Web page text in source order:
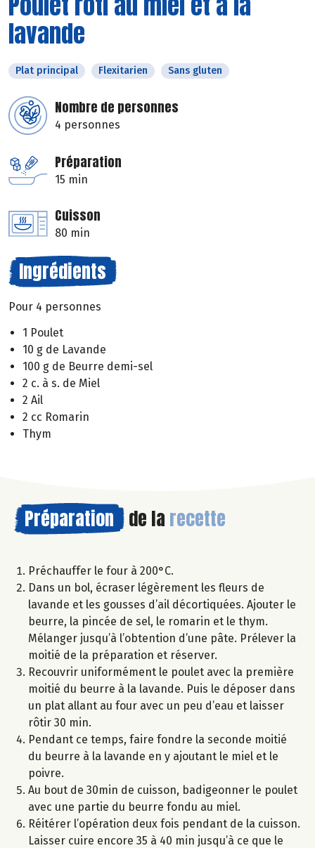
lavande
Plat principal Flexitarien Sans gluten
Nombre de personnes
4 personnes
Préparation
15 min
Cuisson
80 min
Ingrédients
Pour 4 personnes
1 Poulet
10 g de Lavande
100 g de Beurre demi-sel
2 c. à s. de Miel
2 Ail
2 cc Romarin
Thym
Préparation de la recette
Préchauffer le four à 200°C.
Dans un bol, écraser légèrement les fleurs de
lavande et les gousses d’ail décortiquées. Ajouter le
beurre, la pincée de sel, le romarin et le thym.
Mélanger jusqu’à l’obtention d’une pâte. Prélever la
moitié de la préparation et réserver.
Recouvrir uniformément le poulet avec la première
moitié du beurre à la lavande. Puis le déposer dans
un plat allant au four avec un peu d’eau et laisser
rôtir 30 min.
Pendant ce temps, faire fondre la seconde moitié
du beurre à la lavande en y ajoutant le miel et le
poivre.
Au bout de 30min de cuisson, badigeonner le poulet
avec une partie du beurre fondu au miel.
Réitérer l’opération deux fois pendant de la cuisson.
Laisser cuire encore 35 à 40 min jusqu’à ce que le